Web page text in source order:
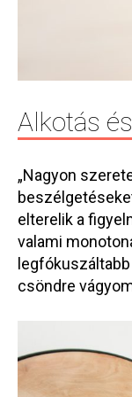
Alkotás
„Nagyon
elterelik a
valami
csöndre